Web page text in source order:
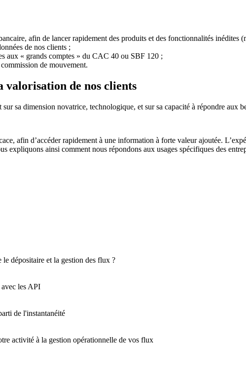
afin de lancer rapidement des produits et des fonctionnalités
de nos clients ;
aux « grands comptes » du CAC 40 ou SBF 120 ;
de mouvement.
valorisation de nos clients
sa dimension novatrice, technologique, et sur sa capacité à répondre aux
afin d’accéder rapidement à une information à forte valeur ajoutée.
expliquons ainsi comment nous répondons aux usages spécifiques des
dépositaire et la gestion des flux ?
les API
de l'instantanéité
activité à la gestion opérationnelle de vos flux